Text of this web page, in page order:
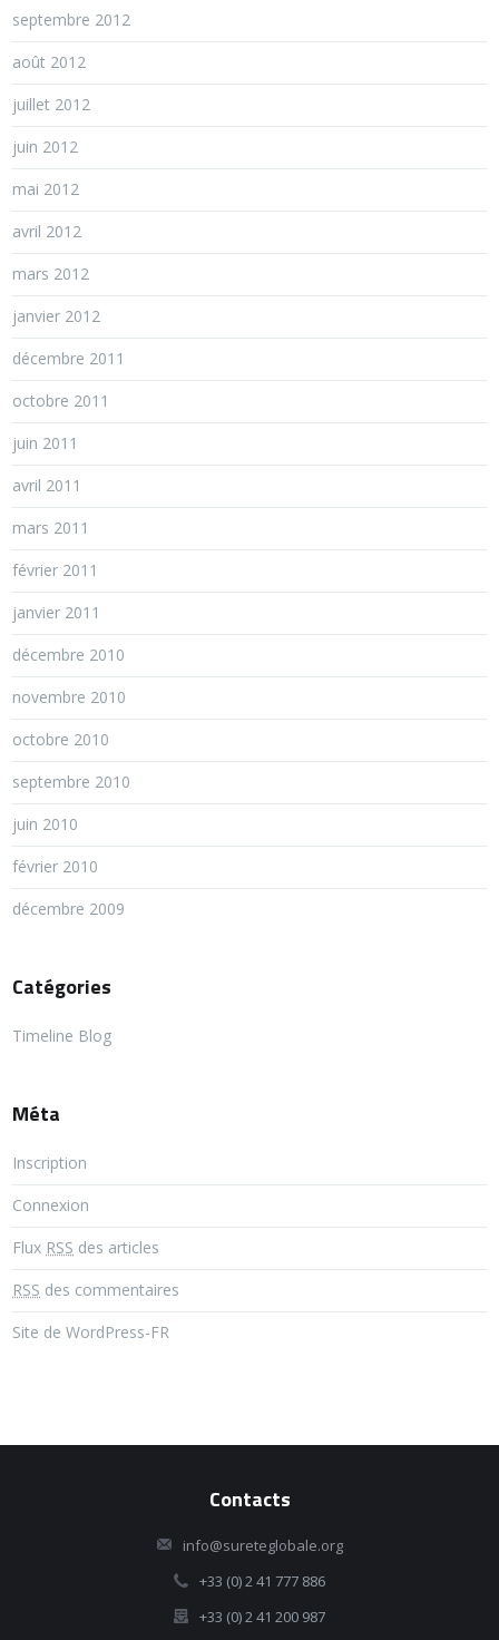
septembre 2012
août 2012
juillet 2012
juin 2012
mai 2012
avril 2012
mars 2012
janvier 2012
décembre 2011
octobre 2011
juin 2011
avril 2011
mars 2011
février 2011
janvier 2011
décembre 2010
novembre 2010
octobre 2010
septembre 2010
juin 2010
février 2010
décembre 2009
Catégories
Timeline Blog
Méta
Inscription
Connexion
Flux RSS des articles
RSS des commentaires
Site de WordPress-FR
Contacts
info@sureteglobale.org
+33 (0) 2 41 777 886
+33 (0) 2 41 200 987